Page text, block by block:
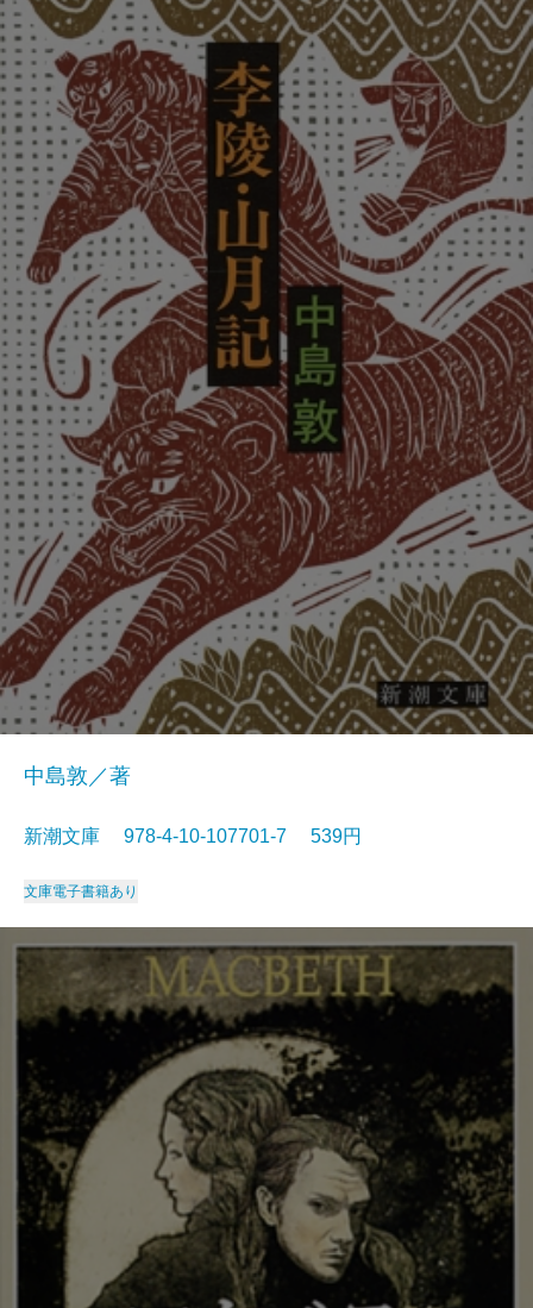
中島敦／著
新潮文庫 978-4-10-107701-7 539円
文庫電子書籍あり